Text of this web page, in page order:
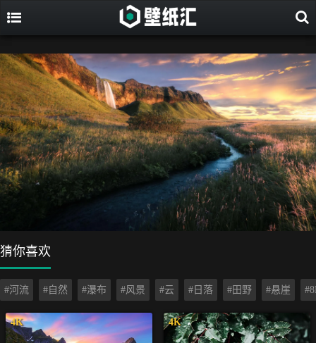
猜你喜欢
#河流 #自然 #瀑布 #风景 #云 #日落 #田野 #悬崖
4K 4K